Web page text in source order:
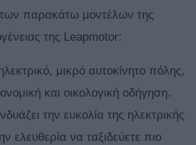
παρακάτω μοντέλων της
της Leapmotor:
μικρό αυτοκίνητο πόλης,
και οικολογική οδήγηση.
την ευκολία της ηλεκτρικής
ελευθερία να ταξιδεύετε πιο